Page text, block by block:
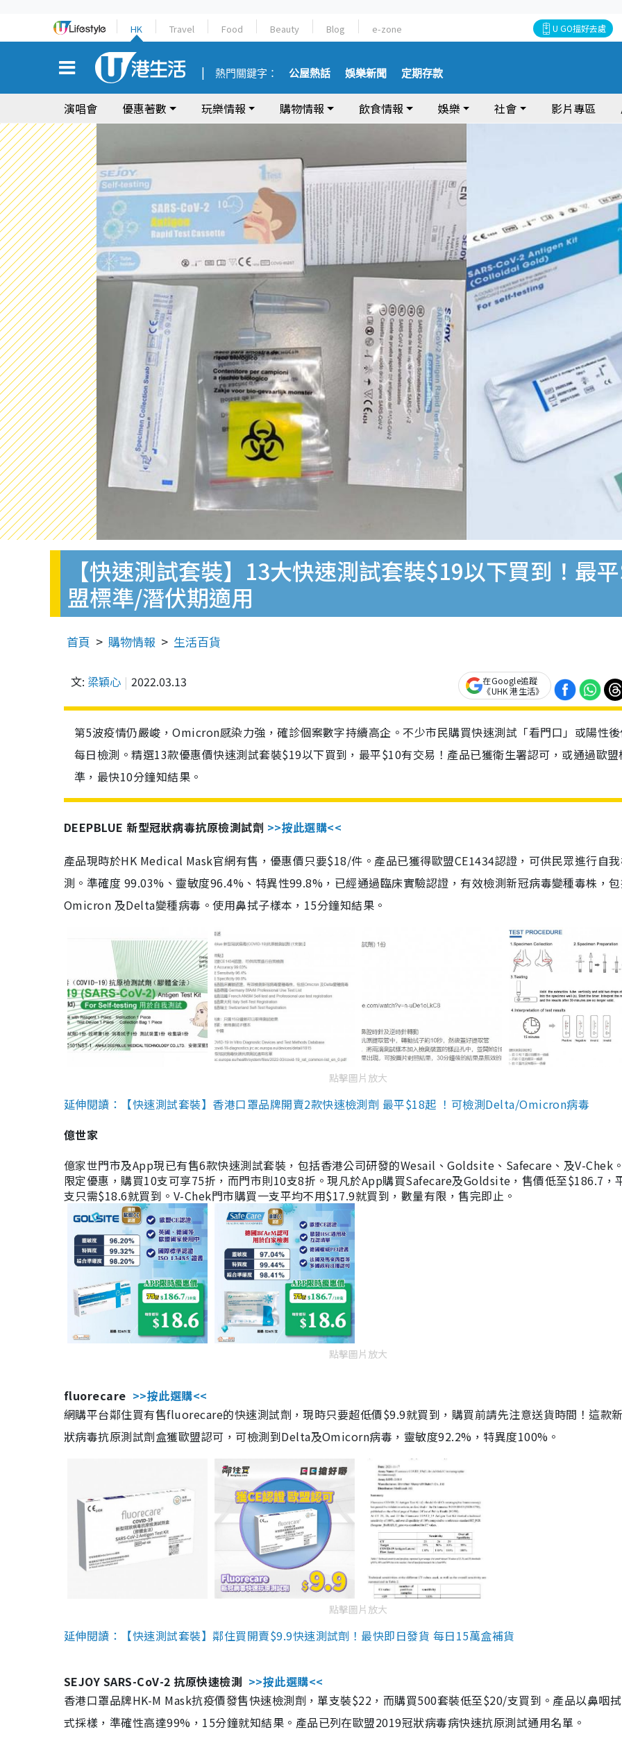
HK Travel Food Beauty Blog e-zone U GO搵好去處
熱門關鍵字： 公屋熱話 娛樂新聞 定期存款
演唱會 優惠著數 玩樂情報 購物情報 飲食情報 娛樂 社會 影片專區
【快速測試套裝】13大快速測試套裝$19以下買到！最
盟標準/潛伏期適用
首頁 購物情報 生活百貨
文: 梁穎心 2022.03.13
在Google追蹤
《UHK 港生活》
第5波疫情仍嚴峻，Omicron感染力強，確診個案數字持續高企。不少市民購買快速測試「看門口」或陽性
每日檢測。精選13款優惠價快速測試套裝$19以下買到，最平$10有交易！產品已獲衛生署認可，或通過歐盟
準，最快10分鐘知結果。
DEEPBLUE 新型冠狀病毒抗原檢測試劑 >>按此選購<<
產品現時於HK Medical Mask官網有售，優惠價只要$18/件。產品已獲得歐盟CE1434認證，可供民眾進行自
測。準確度 99.03%、靈敏度96.4%、特異性99.8%，已經通過臨床實驗認證，有效檢測新冠病毒變種毒株，
Omicron 及Delta變種病毒。使用鼻拭子樣本，15分鐘知結果。
點擊圖片放大
延伸閱讀：【快速測試套裝】香港口罩品牌開賣2款快速檢測劑 最平$18起 ！可檢測Delta/Omicron病毒
億世家
億家世門市及App現已有售6款快速測試套裝，包括香港公司研發的Wesail、Goldsite、Safecare、及V-Chek
限定優惠，購買10支可享75折，而門市則10支8折。現凡於App購買Safecare及Goldsite，售價低至$186.7，
支只需$18.6就買到。V-Chek門市購買一支平均不用$17.9就買到，數量有限，售完即止。
點擊圖片放大
fluorecare >>按此選購<<
網購平台鄰住買有售fluorecare的快速測試劑，現時只要超低價$9.9就買到，購買前請先注意送貨時間！這款
狀病毒抗原測試劑盒獲歐盟認可，可檢測到Delta及Omicorn病毒，靈敏度92.2%，特異度100%。
點擊圖片放大
延伸閱讀：【快速測試套裝】鄰住買開賣$9.9快速測試劑！最快即日發貨 每日15萬盒補貨
SEJOY SARS-CoV-2 抗原快速檢測 >>按此選購<<
香港口罩品牌HK-M Mask抗疫價發售快速檢測劑，單支裝$22，而購買500套裝低至$20/支買到。產品以鼻咽
式採樣，準確性高達99%，15分鐘就知結果。產品已列在歐盟2019冠狀病毒病快速抗原測試通用名單。